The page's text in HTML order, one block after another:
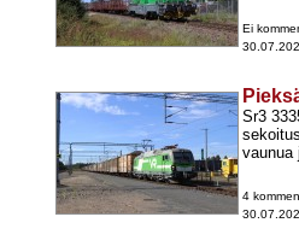
Ei
Sr3
vaunua
4